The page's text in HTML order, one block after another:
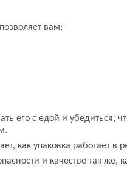
вам:
его с едой и убедиться,
как упаковка работает в
и качестве так же,